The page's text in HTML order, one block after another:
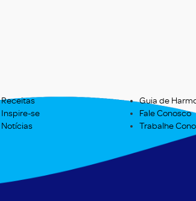
Receitas
Inspire-se
Notícias
Guia de
Fale Conosco
Trabalhe